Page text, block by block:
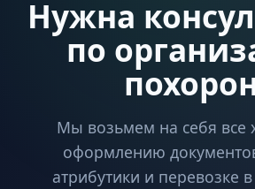
Нужна
по
Мы возьмем на себя все
оформлению
атрибутики и перевозке